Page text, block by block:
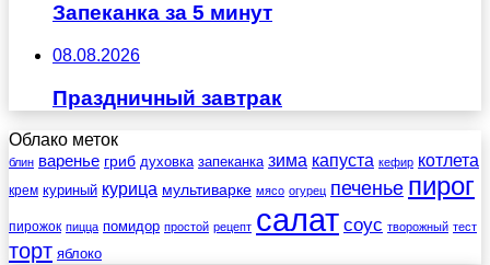
Запеканка за 5 минут
08.08.2026
Праздничный завтрак
Облако меток
блин варенье гриб духовка запеканка зима капуста кефир котлета
крем куриный курица мультиварке мясо огурец печенье пирог
пирожок пицца помидор простой рецепт салат соус творожный тест
торт яблоко